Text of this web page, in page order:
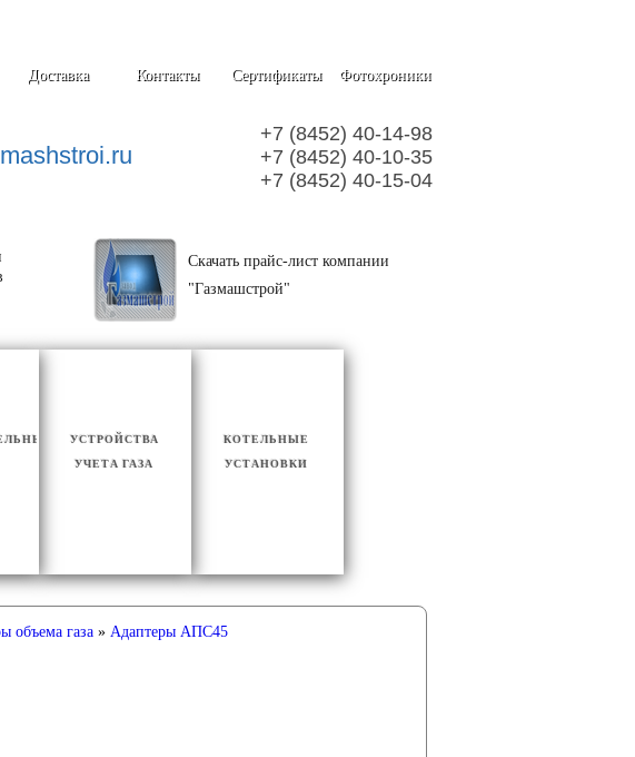
Фотохроники
Сертификаты
Контакты
Доставка
+7 (8452) 40-14-98
+7 (8452) 40-10-35
+7 (8452) 40-15-04
Скачать прайс-лист компании
"Газмашстрой"
КОТЕЛЬНЫЕ
УСТАНОВКИ
УСТРОЙСТВА
УЧЕТА ГАЗА
объема газа» Адаптеры АПС45